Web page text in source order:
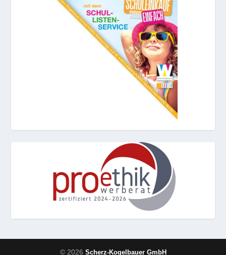
© 2026 Scherz-Kogelbauer GmbH